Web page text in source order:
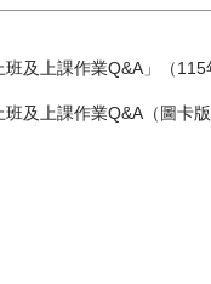
班及上課作業Q&A」（
班及上課作業Q&A（圖卡